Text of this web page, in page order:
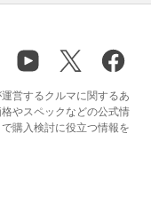
営するクルマに関するあ
やスペックなどの公式情
購入検討に役立つ情報を